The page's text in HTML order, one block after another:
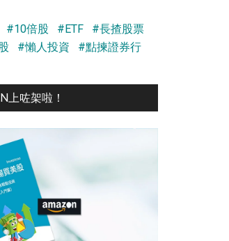
#10倍股 #ETF
#長揸股票
#懶人投資 #點揀證券行
上咗架啦！